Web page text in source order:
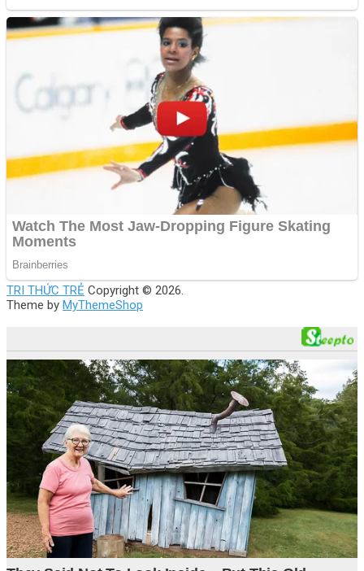
TRI THỨC TRẺ Copyright © 2026.
Theme by MyThemeShop